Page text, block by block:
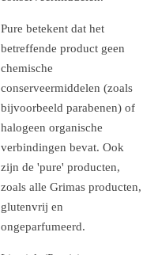
Pure betekent dat het
betreffende product geen
chemische
conserveermiddelen (zoals
bijvoorbeeld parabenen) of
halogeen organische
verbindingen bevat. Ook
zijn de 'pure' producten,
zoals alle Grimas producten,
glutenvrij en
ongeparfumeerd.